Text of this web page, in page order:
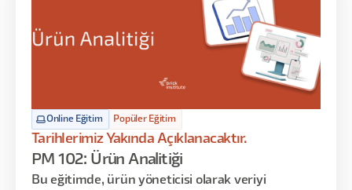
Online Eğitim Popüler Eğitim
Tarihlerimiz Yakında Açıklanacaktır.
PM 102: Ürün Analitiği
Bu eğitimde, ürün yöneticisi olarak veriyi